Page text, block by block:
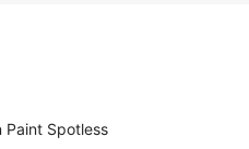
Paint Spotless